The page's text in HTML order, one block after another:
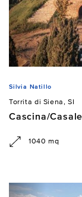
Silvia Natillo
Torrita di Siena, SI
Cascina/Casale
1040 mq